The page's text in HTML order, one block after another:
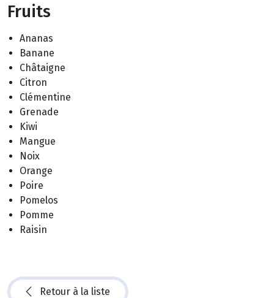
Fruits
Ananas
Banane
Châtaigne
Citron
Clémentine
Grenade
Kiwi
Mangue
Noix
Orange
Poire
Pomelos
Pomme
Raisin
Retour à la liste